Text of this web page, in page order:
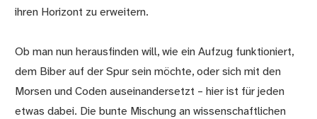
ihren Horizont zu erweitern.
Ob man nun herausfinden will, wie ein Aufzug funktioniert,
dem Biber auf der Spur sein möchte, oder sich mit den
Morsen und Coden auseinandersetzt – hier ist für jeden
etwas dabei. Die bunte Mischung an wissenschaftlichen